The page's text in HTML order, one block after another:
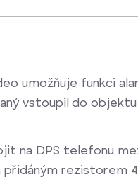
umožňuje funkci
vstoupil do
na DPS telefonu
rezistorem